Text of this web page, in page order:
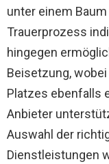
unter einem
Trauerprozess
hingegen
Beisetzung,
Platzes ebenfalls
Anbieter
Auswahl der
Dienstleistungen